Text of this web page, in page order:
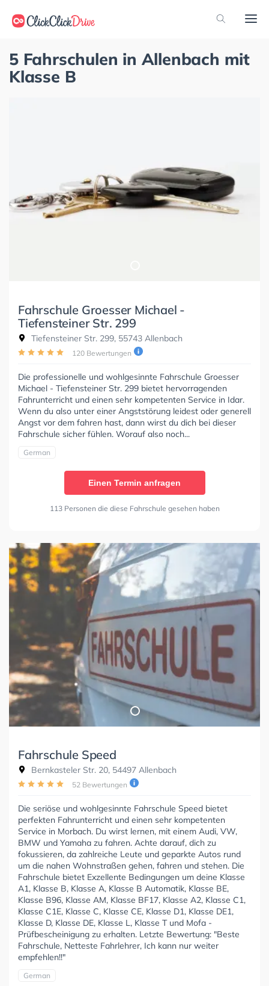
5 Fahrschulen in Allenbach mit
Klasse B
Fahrschule Groesser Michael -
Tiefensteiner Str. 299
Tiefensteiner Str. 299, 55743 Allenbach
120 Bewertungen
Die professionelle und wohlgesinnte Fahrschule Groesser
Michael - Tiefensteiner Str. 299 bietet hervorragenden
Fahrunterricht und einen sehr kompetenten Service in Idar.
Wenn du also unter einer Angststörung leidest oder generell
Angst vor dem fahren hast, dann wirst du dich bei dieser
Fahrschule sicher fühlen. Worauf also noch...
German
Einen Termin anfragen
113 Personen die diese Fahrschule gesehen haben
Fahrschule Speed
Bernkasteler Str. 20, 54497 Allenbach
52 Bewertungen
Die seriöse und wohlgesinnte Fahrschule Speed bietet
perfekten Fahrunterricht und einen sehr kompetenten
Service in Morbach. Du wirst lernen, mit einem Audi, VW,
BMW und Yamaha zu fahren. Achte darauf, dich zu
fokussieren, da zahlreiche Leute und geparkte Autos rund
um die nahen Wohnstraßen gehen, fahren und stehen. Die
Fahrschule bietet Exzellente Bedingungen um deine Klasse
A1, Klasse B, Klasse A, Klasse B Automatik, Klasse BE,
Klasse B96, Klasse AM, Klasse BF17, Klasse A2, Klasse C1,
Klasse C1E, Klasse C, Klasse CE, Klasse D1, Klasse DE1,
Klasse D, Klasse DE, Klasse L, Klasse T und Mofa -
Prüfbescheinigung zu erhalten. Letzte Bewertung: "Beste
Fahrschule, Netteste Fahrlehrer, Ich kann nur weiter
empfehlen!!"
German